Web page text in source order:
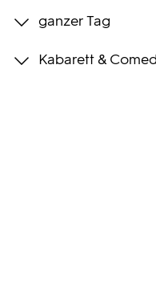
ganzer Tag
Kabarett &